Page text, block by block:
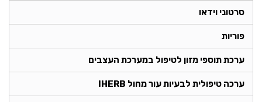
סרטוני וידאו
פוריות
ערכת תוספי מזון לטיפול במערכת העצבים
ערכה טיפולית לבעיות עור מחול IHERB